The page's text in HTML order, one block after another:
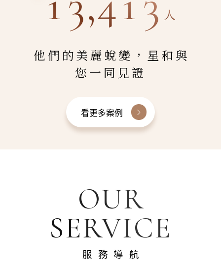
人
他們的美麗蛻變，星和與
您一同見證
看更多案例
OUR
SERVICE
服務導航